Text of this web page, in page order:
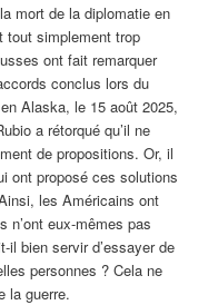
mort de la diplomatie en
tout simplement trop
ont fait remarquer
conclus lors du
Alaska, le 15 août 2025,
a rétorqué qu’il ne
de propositions. Or, il
ont proposé ces solutions
les Américains ont
n’ont eux-mêmes pas
il bien servir d’essayer de
personnes ? Cela ne
la guerre.